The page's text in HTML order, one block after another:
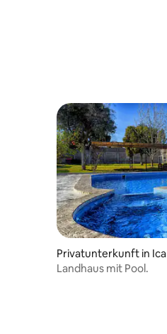
Privatunterkunft in Ica
Landhaus mit Pool.